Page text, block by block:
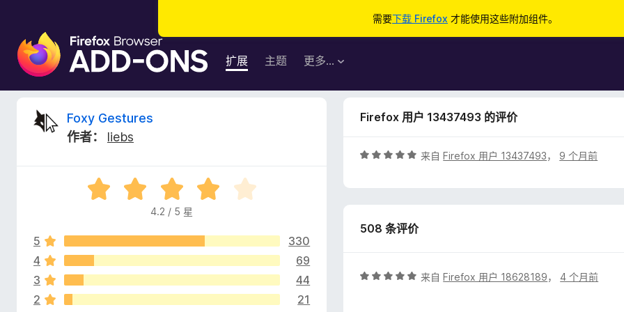
需要下载 Firefox 才能使用这些附加组件。
F
i
e
扩展 主题 更多…
F
G
e
Foxy Gestures
作者：
liebs
评
分
/
5
4.2 / 5 星
5
330
4
69
3
44
2
21
Firefox 用户 13437493 的评价
评
来自Firefox 用户 13437493， 9 个月前
508 条评价
评
来自Firefox 用户 18628189，4 个月前